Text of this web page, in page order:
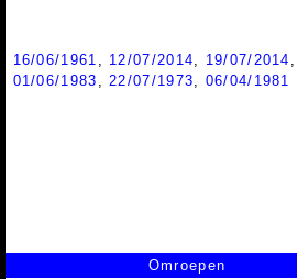
16/06/1961 , 12/07/2014, 19/07/2014 ,
01/06/1983 ,22/07/1973, 06/04/1981
Omroepen